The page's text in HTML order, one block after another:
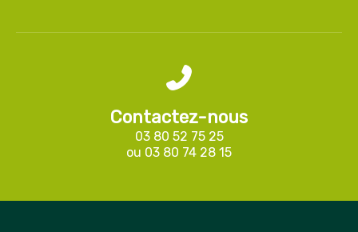
Contactez-nous
03 80 52 75 25
ou 03 80 74 28 15